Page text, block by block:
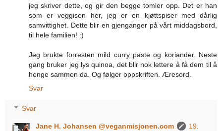
jeg skriver dette, og gir den begge tomler opp. Det er han
som er veggisen her, jeg er en kjøttspiser med dårlig
samvittighet. Dette blir en gjenganger på vårt middagsbord,
til hele familien! :)
Jeg brukte forresten mild curry paste og koriander. Neste
gang bruker jeg lys quinoa, det blir nok lettere å få dem til å
henge sammen da. Og følger oppskriften. Æresord.
Svar
Svar
Jane H. Johansen @veganmisjonen.com
19.